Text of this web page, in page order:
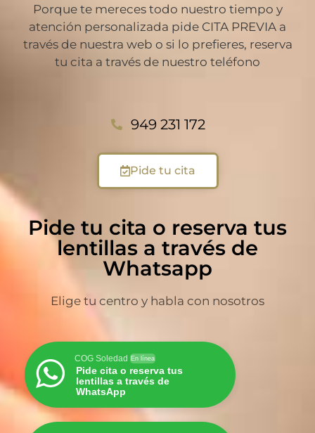
Porque te mereces todo nuestro tiempo y
atención personalizada pide CITA PREVIA a
través de nuestra web o si lo prefieres, reserva
tu cita a través de nuestro teléfono
949 231 172
Pide tu cita
Pide tu cita o reserva tus
lentillas a través de
Whatsapp
Elige tu centro y habla con nosotros
COG Soledad En línea
Pide cita o reserva tus
lentillas a través de
WhatsApp